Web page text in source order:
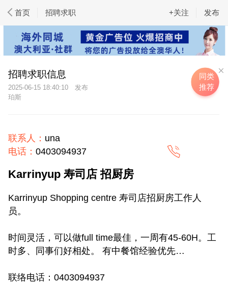
首页 招聘求职 发布
+关注
招聘求职信息
2025-06-15 18:40:10
珀斯
联系人： una
电话： 0403094937
Karrinyup 寿司店 招厨房
Karrinyup Shopping centre 寿司店招厨房工作人
员。
时间灵活，可以做full time最佳，一周有45-60H。工
时多、同事们好相处。 有中餐馆经验优先…
联络电话：0403094937
同类
推荐